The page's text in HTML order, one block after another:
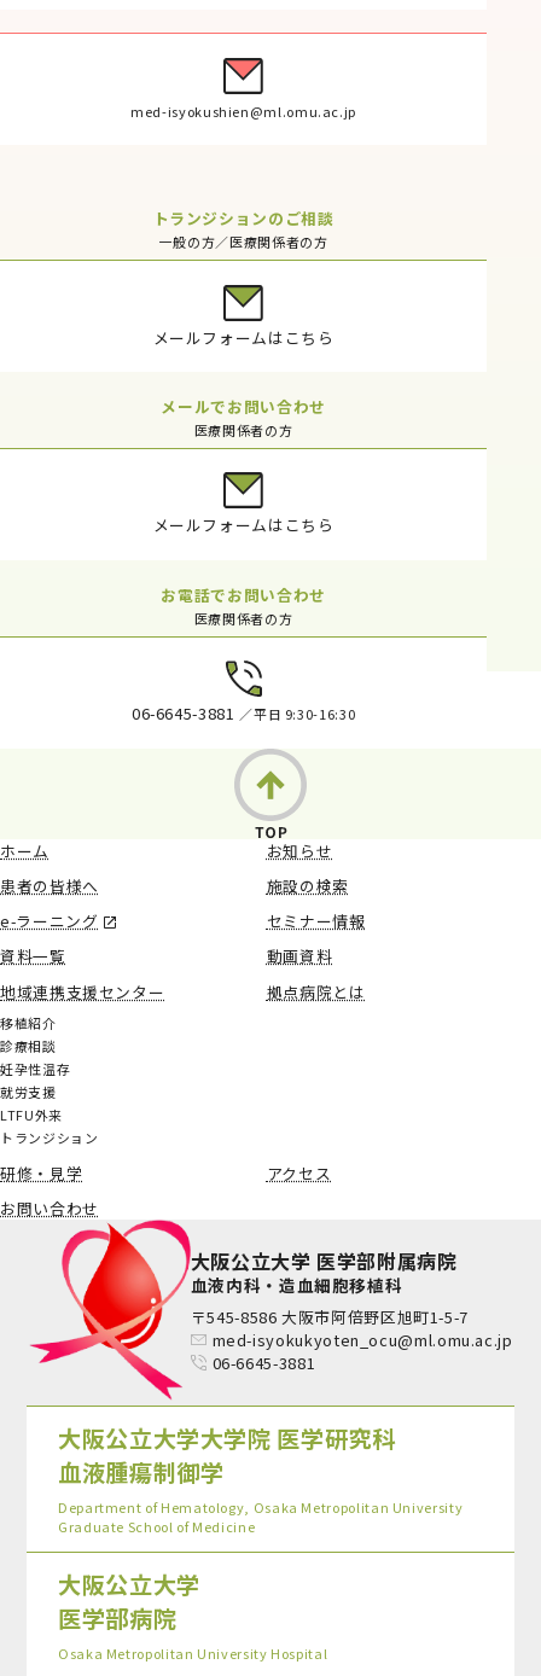
med-isyokushien@ml.omu.ac.jp
トランジションのご相談
一般の方／医療関係者の方
メールフォームはこちら
メールでお問い合わせ
医療関係者の方
メールフォームはこちら
お電話でお問い合わせ
医療関係者の方
06-6645-3881 ／平日 9:30-16:30
ホーム
お知らせ
患者の皆様へ
施設の検索
e-ラーニング
セミナー情報
資料一覧
動画資料
地域連携支援センター
移植紹介
診療相談
妊孕性温存
就労支援
LTFU外来
トランジション
拠点病院とは
研修・見学
アクセス
お問い合わせ
大阪公立大学 医学部附属病院
血液内科・造血細胞移植科
〒545-8586 大阪市阿倍野区旭町1-5-7
med-isyokukyoten_ocu@ml.omu.ac.jp
06-6645-3881
大阪公立大学大学院 医学研究科
血液腫瘍制御学
Department of Hematology, Osaka Metropolitan University
Graduate School of Medicine
大阪公立大学
医学部病院
Osaka Metropolitan University Hospital